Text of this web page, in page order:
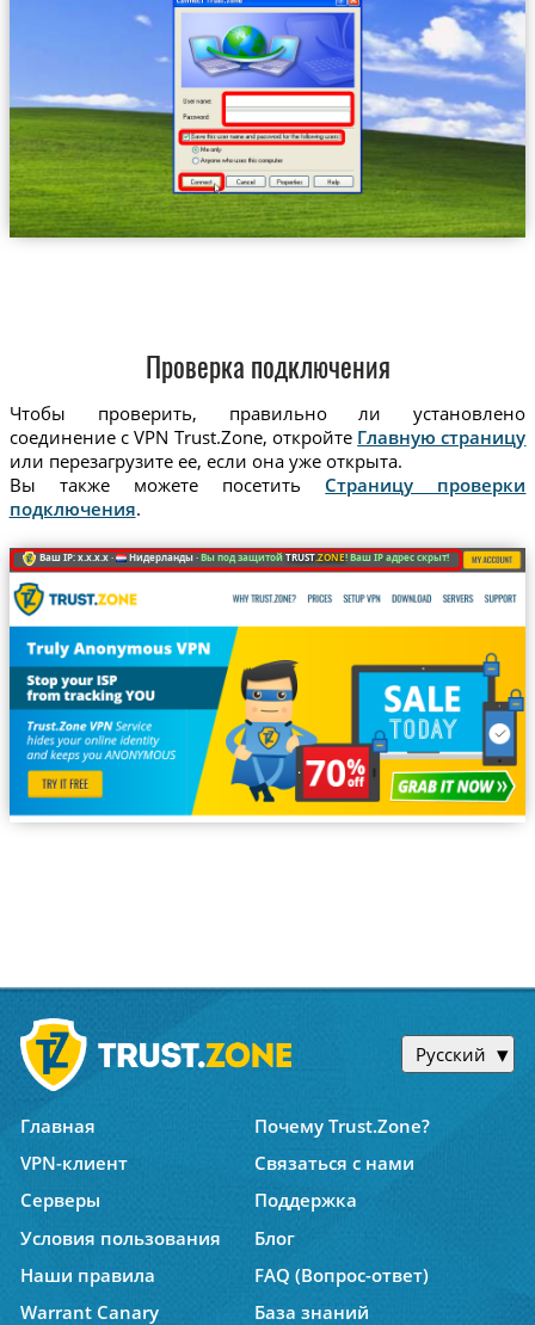
Проверка подключения
Чтобы проверить, правильно ли установлено
соединение с VPN Trust.Zone, откройте Главную страницу
или перезагрузите ее, если она уже открыта.
Вы также можете посетить Страницу проверки
подключения.
Ваш IP: x.x.x.x · Нидерланды ·Вы под защитойTRUST.ZONE! Ваш IP адрес скрыт!
Русский
Главная
Почему Trust.Zone?
VPN-клиент
Связаться с нами
Серверы
Поддержка
Условия пользования
Блог
Наши правила
FAQ (Вопрос-ответ)
Warrant Canary
База знаний